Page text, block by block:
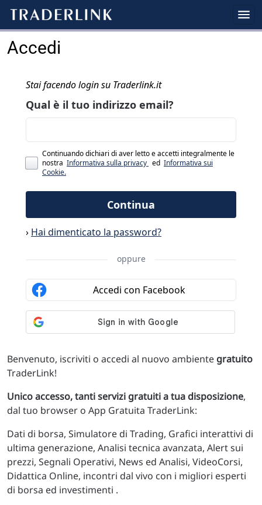
Accedi
Benvenuto, iscriviti o accedi al nuovo ambiente gratuito
TraderLink!
Unico accesso, tanti servizi gratuiti a tua disposizione,
dal tuo browser o App Gratuita TraderLink:
Dati di borsa, Simulatore di Trading, Grafici interattivi di
ultima generazione, Analisi tecnica avanzata, Alert sui
prezzi, Segnali Operativi, News ed Analisi, VideoCorsi,
Didattica Online, incontri dal vivo con i migliori esperti
di borsa ed investimenti .